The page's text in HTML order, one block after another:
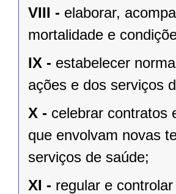
VIII - elaborar,
mortalidade e
IX - estabelecer
ações e dos serviços
X - celebrar contratos
que envolvam novas
serviços de saúde;
XI - regular e